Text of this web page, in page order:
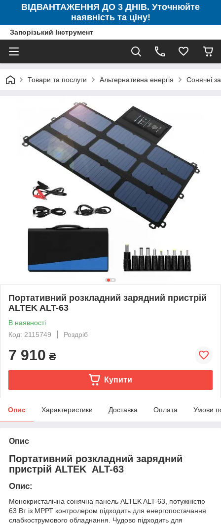
ВІДВАНТАЖЕННЯ ДО 3 ДНІВ. Уточнюйте
наявність та ціну!
Запорізький Інструмент
Товари та послуги Альтернативна енергія Сонячні
Портативний розкладний зарядний пристрій
ALTEK ALT-63
В наявності
Код: 2115749
Роздріб
7 910 ₴
Купити
Опис Характеристики Доставка Оплата Умови
Опис
Портативний розкладний зарядний
пристрій ALTEK ALT-63
Опис:
Монокристалічна сонячна панель ALTEK ALT-63, потужністю
63 Вт із МРРТ контролером підходить для енергопостачання
слабкострумового обладнання. Чудово підходить для